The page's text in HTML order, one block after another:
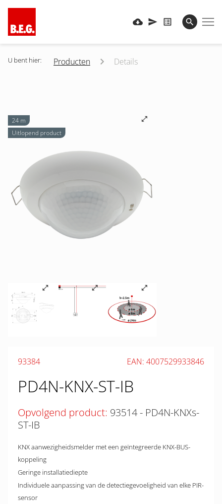
U bent hier: Producten Details
24 m
Uitlopend product
93384 EAN: 4007529933846
PD4N-KNX-ST-IB
Opvolgend product: 93514 - PD4N-KNXs-
ST-IB
KNX aanwezigheidsmelder met een geïntegreerde KNX-BUS-
koppeling
Geringe installatiediepte
Individuele aanpassing van de detectiegevoeligheid van elke PIR-
sensor